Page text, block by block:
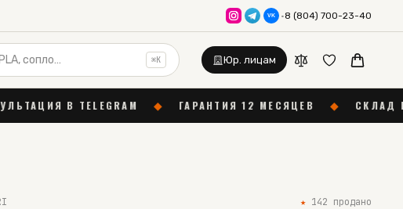
VK ·8 (804) 700-23-40
⌘K Юр. лицам
◆ ГАРАНТИЯ 12 МЕСЯЦЕВ ◆ СКЛАД В МОСКВЕ ◆
★ 142 продано